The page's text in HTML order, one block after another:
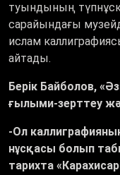
туындының
сарайындағы
ислам
айтады.
Берік Байболов,
ғылыми-зерттеу
-Ол
нұсқасы болып
тарихта